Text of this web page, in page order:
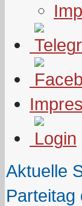
Aktuelle
Parteitag